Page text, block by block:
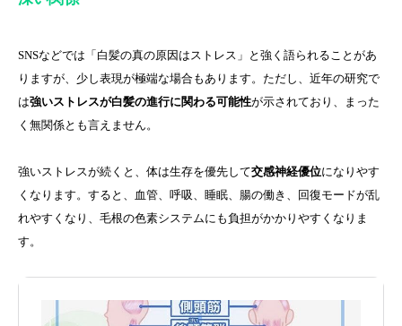
SNSなどでは「白髪の真の原因はストレス」と強く語られることがあ
りますが、少し表現が極端な場合もあります。ただし、近年の研究で
は強いストレスが白髪の進行に関わる可能性が示されており、まった
く無関係とも言えません。
強いストレスが続くと、体は生存を優先して交感神経優位になりやす
くなります。すると、血管、呼吸、睡眠、腸の働き、回復モードが乱
れやすくなり、毛根の色素システムにも負担がかかりやすくなりま
す。